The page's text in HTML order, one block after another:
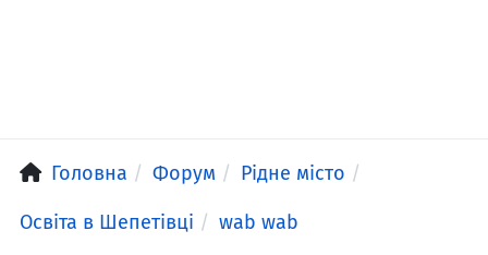
Головна Форум Рідне місто
Освіта в Шепетівці wab wab